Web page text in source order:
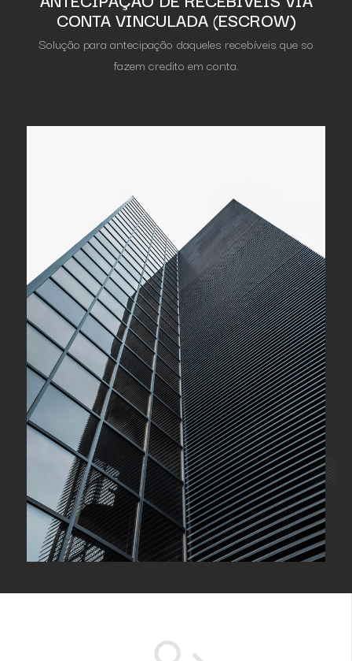
CONTA VINCULADA (ESCROW)
Solução para antecipação daqueles recebíveis que so
fazem credito em conta.